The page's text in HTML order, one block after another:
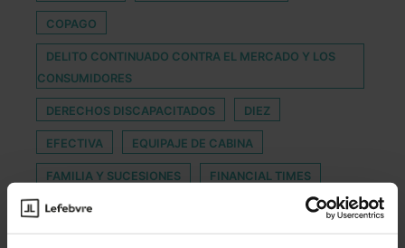
COPAGO
DELITO CONTINUADO CONTRA EL MERCADO Y LOS
CONSUMIDORES
DERECHOS DISCAPACITADOS DIEZ
EFECTIVA EQUIPAJE DE CABINA
FAMILIA Y SUCESIONES FINANCIAL TIMES
GESTIÓN DE RRHH